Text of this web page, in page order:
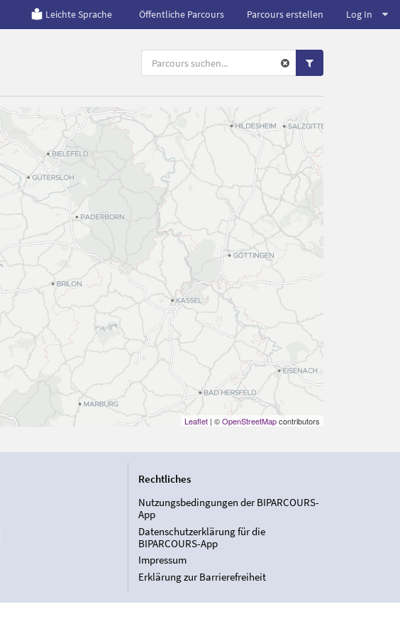
Leichte Sprache Öffentliche Parcours Parcours erstellen Log In
Leaflet| ©OpenStreetMapcontributors
Rechtliches
Nutzungsbedingungen der BIPARCOURS-
App
Datenschutzerklärung für die
BIPARCOURS-App
Impressum
Erklärung zur Barrierefreiheit